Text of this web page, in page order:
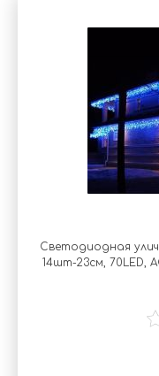
Светодиодная
14шт-23см, 70LED,